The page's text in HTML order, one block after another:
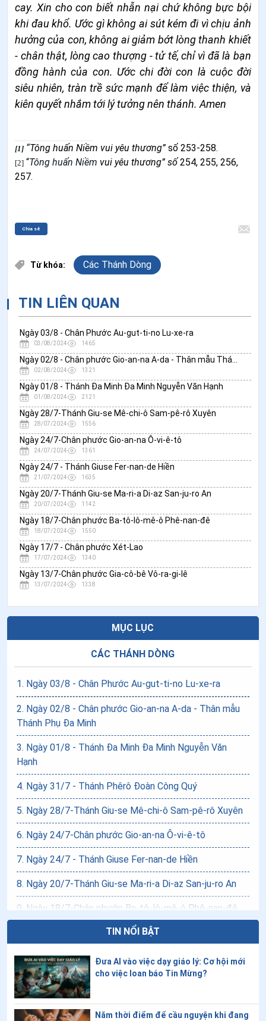
cay. Xin cho con biết nhẫn nại chứ không bực bội
khi đau khổ. Ước gì không ai sút kém đi vì chịu ảnh
hưởng của con, không ai giảm bớt lòng thanh khiết
- chân thật, lòng cao thượng - tử tế, chỉ vì đã là bạn
đồng hành của con. Ước chi đời con là cuộc đời
siêu nhiên, tràn trề sức mạnh để làm việc thiện, và
kiên quyết nhắm tới lý tưởng nên thánh. Amen
[1] “Tông huấn Niềm vui yêu thương”số 253-258.
[2] “Tông huấn Niềm vui yêu thương” số254, 255, 256,
257.
Chia sẻ
Từ khóa: Các Thánh Dòng
TIN LIÊN QUAN
Ngày 03/8 - Chân Phước Au-gut-ti-no Lu-xe-ra
03/08/2024 1465
02/08/2024 1321
Ngày 01/8 - Thánh Đa Minh Đa Minh Nguyễn Văn Hạnh
01/08/2024 2121
Ngày 28/7-Thánh Giu-se Mê-chi-ô Sam-pê-rô Xuyên
28/07/2024 1556
Ngày 24/7-Chân phước Gio-an-na Ô-vi-ê-tô
24/07/2024 1361
Ngày 24/7 - Thánh Giuse Fer-nan-de Hiền
21/07/2024 1635
Ngày 20/7-Thánh Giu-se Ma-ri-a Di-az San-ju-ro An
20/07/2024 1142
Ngày 18/7-Chân phước Ba-tô-lô-mê-ô Phê-nan-đê
18/07/2024 1550
Ngày 17/7 - Chân phước Xét-Lao
17/07/2024 1340
Ngày 13/7-Chân phước Gia-cô-bê Vô-ra-gi-lê
13/07/2024 1338
MỤC LỤC
CÁC THÁNH DÒNG
1. Ngày 03/8 - Chân Phước Au-gut-ti-no Lu-xe-ra
2. Ngày 02/8 - Chân phước Gio-an-na A-da - Thân mẫu
Thánh Phụ Đa Minh
3. Ngày 01/8 - Thánh Đa Minh Đa Minh Nguyễn Văn
Hạnh
4. Ngày 31/7 - Thánh Phêrô Đoàn Công Quý
5. Ngày 28/7-Thánh Giu-se Mê-chi-ô Sam-pê-rô Xuyên
6. Ngày 24/7-Chân phước Gio-an-na Ô-vi-ê-tô
7. Ngày 24/7 - Thánh Giuse Fer-nan-de Hiền
8. Ngày 20/7-Thánh Giu-se Ma-ri-a Di-az San-ju-ro An
9 Ngày 18/7-Chân phước Ba-tô-lô-mê-ô Phê-nan-đê
Ngày 17/7 - Chân phước Xét-Lao
11.Ngày 13/7-Chân phước Gia-cô-bê Vô-ra-gi-lê
12.Ngày 12/7-Thánh Clêmentê Inhaxiô Y
TIN NỔI BẬT
Đưa AI vào việc dạy giáo lý: Cơ hội mới
cho việc loan báo Tin Mừng?
Năm thời điểm để cầu nguyện khi đang